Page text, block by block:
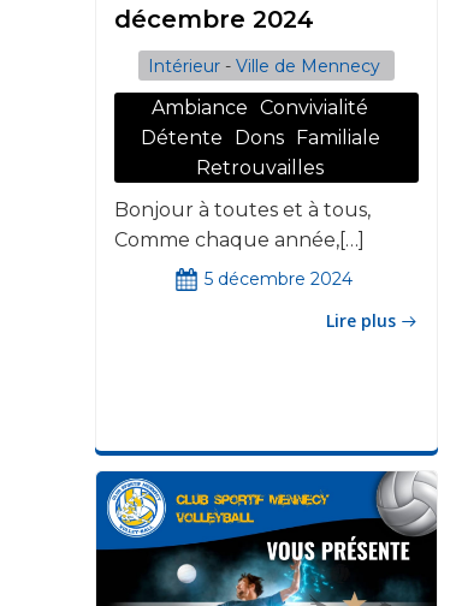
décembre 2024
Intérieur - Ville de Mennecy
Ambiance Convivialité
Détente
Dons
Familiale
Retrouvailles
Bonjour à toutes et à tous,
Comme chaque année,[…]
5 décembre 2024
Lire plus